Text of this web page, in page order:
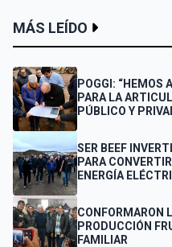
MÁS LEÍDO
POGGI: “HEMOS
PARA LA
PÚBLICO Y
SER BEEF
PARA
ENERGÍA
CONFORMARON
PRODUCCIÓN
FAMILIAR